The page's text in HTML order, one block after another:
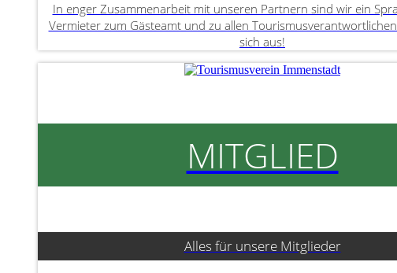
In enger Zusammenarbeit mit unseren Partnern sind wir ein
Vermieter zum Gästeamt und zu allen
sich aus!
MITGLIED
Alles für unsere Mitglieder